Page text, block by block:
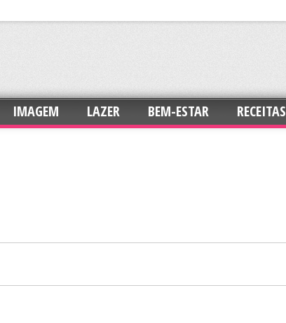
IMAGEM LAZER BEM-ESTAR RECEITAS